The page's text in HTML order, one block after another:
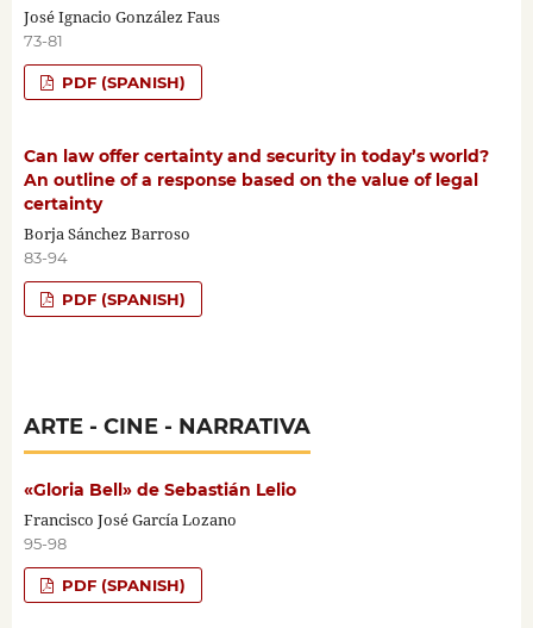
José Ignacio González Faus
73-81
PDF (SPANISH)
Can law offer certainty and security in today’s world?
An outline of a response based on the value of legal
certainty
Borja Sánchez Barroso
83-94
PDF (SPANISH)
ARTE - CINE - NARRATIVA
«Gloria Bell» de Sebastián Lelio
Francisco José García Lozano
95-98
PDF (SPANISH)